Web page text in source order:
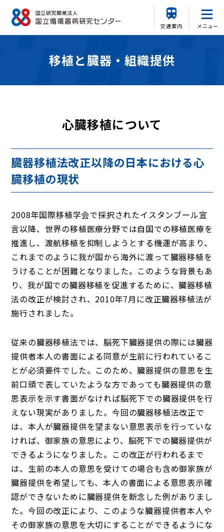
交通案内 メニュー
移植と臓器・組織提供
心臓移植について
臓器移植法改正以降の日本における心
臓移植の現状
2008年国際移植学会で採択されたイスタンブール宣
言以降、世界の移植医療分野では自国での移植医療を
推進し、渡航移植を抑制しようとする機運が高まり、
これまでのように我が国から海外に渡って臓器移植を
うけることが困難となりました。このような背景もあ
り、我が国での臓器移植を促進するために、臓器移植
法の改正が検討され、2010年7月に改正臓器移植法が
施行されました。
従来の臓器移植法では、脳死下臓器提供の際には臓器
提供者本人の書面による同意が生前に行われているこ
とが必須要件でした。このため、臓器提供の意思を生
前口頭で表していたような方であっても臓器提供の意
思表示を示す書面がなければ脳死下での臓器提供を行
えない現実がありました。今回の臓器移植法改正で
は、本人が臓器提供を望まない意思表示を行っていな
ければ、御家族の意思により、脳死下での臓器提供が
できるようになりました。この改正が行われるまで
は、生前の本人の意思を受けての場合も含め御家族が
臓器提供を希望しても、本人の書面による意思表示確
認ができないために臓器提供を断念した例がありまし
た。今回の改正により、このような臓器提供者本人や
その御家族の意思を大切にすることができるようにな